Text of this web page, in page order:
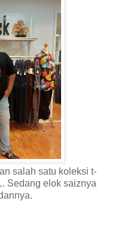
salah satu koleksi t-
Sedang elok saiznya